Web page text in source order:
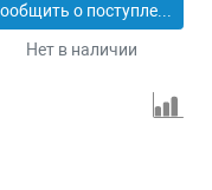
Сообщить о поступлении
Нет в наличии